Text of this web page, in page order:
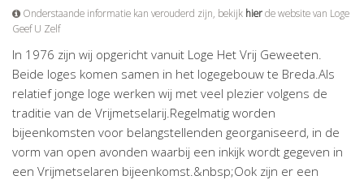
Onderstaande informatie kan verouderd zijn, bekijk hierde website van Loge
Geef U Zelf
In 1976 zijn wij opgericht vanuit Loge Het Vrij Geweeten.
Beide loges komen samen in het logegebouw te Breda.Als
relatief jonge loge werken wij met veel plezier volgens de
traditie van de Vrijmetselarij.Regelmatig worden
bijeenkomsten voor belangstellenden georganiseerd, in de
vorm van open avonden waarbij een inkijk wordt gegeven in
een Vrijmetselaren bijeenkomst.&nbsp;Ook zijn er een